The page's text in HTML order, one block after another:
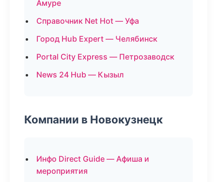
Амуре
Справочник Net Hot — Уфа
Город Hub Expert — Челябинск
Portal City Express — Петрозаводск
News 24 Hub — Кызыл
Компании в Новокузнецк
Инфо Direct Guide — Афиша и
мероприятия